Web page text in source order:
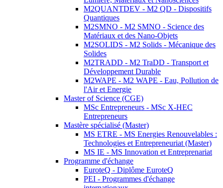
M2QUANTDEV - M2 QD - Dispositifs
Quantiques
M2SMNO - M2 SMNO - Science des
Matériaux et des Nano-Objets
M2SOLIDS - M2 Solids - Mécanique des
Solides
M2TRADD - M2 TraDD - Transport et
Développement Durable
M2WAPE - M2 WAPE - Eau, Pollution de
l'Air et Energie
Master of Science (CGE)
MSc Entrepreneurs - MSc X-HEC
Entrepreneurs
Mastère spécialisé (Master)
MS ETRE - MS Energies Renouvelables :
Technologies et Entrepreneuriat (Master)
MS IE - MS Innovation et Entreprenariat
Programme d'échange
EuroteQ - Diplôme EuroteQ
PEI - Programmes d'échange